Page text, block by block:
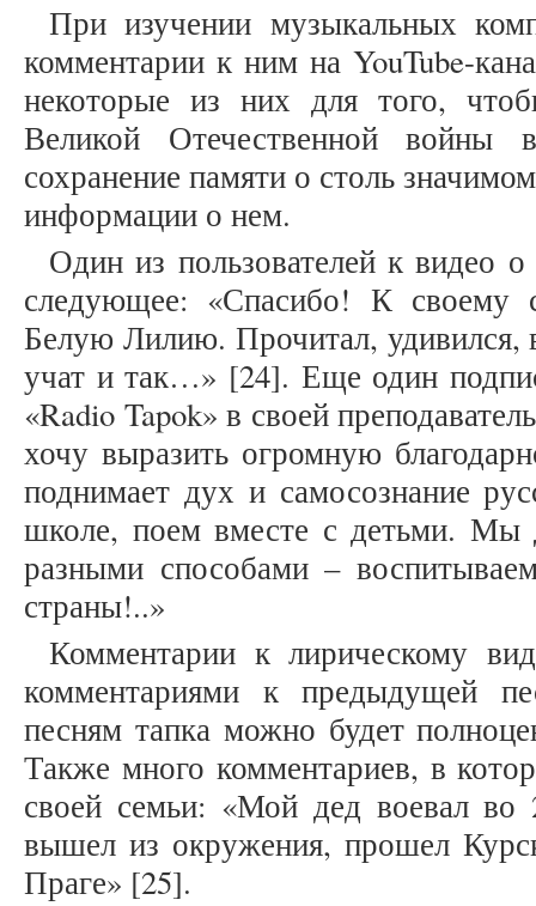
При изучении музыкальных
комментарии к ним на YouTube-
некоторые из них для того,
Великой Отечественной войны
сохранение памяти о столь
информации о нем.
Один из пользователей к видео
следующее: «Спасибо! К своему
Белую Лилию. Прочитал, удивился,
учат и так…» [24]. Еще один
«Radio Tapok» в своей
хочу выразить огромную
поднимает дух и самосознание
школе, поем вместе с детьми. Мы
разными способами –
страны!..»
Комментарии к лирическому
комментариями к предыдущей
песням тапка можно будет
Также много комментариев, в
своей семьи: «Мой дед воевал
вышел из окружения, прошел
Праге» [25].